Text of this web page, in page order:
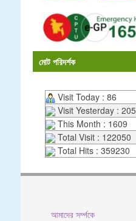
মোট পরিদর্শক
Visit Today : 86
Visit Yesterday : 205
This Month : 1609
Total Visit : 122050
Total Hits : 359230
আমাদের সর্ম্পকে